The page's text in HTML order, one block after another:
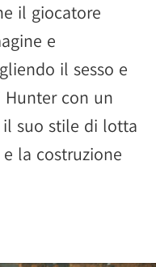
il giocatore
e
il sesso e
con un
suo stile di lotta
la costruzione